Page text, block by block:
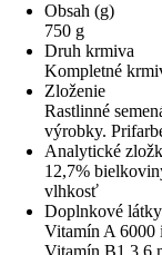
Obsah (g)
750 g
Druh krmiva
Kompletné
Zloženie
Rastlinné
výrobky.
Analytické
12,7%
vlhkosť
Doplnkové
Vitamín A 6000
Vitamín B1 3,6